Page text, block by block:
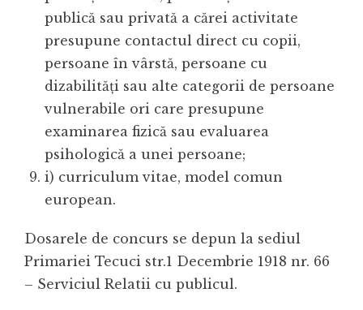
publică sau privată a cărei activitate
presupune contactul direct cu copii,
persoane în vârstă, persoane cu
dizabilități sau alte categorii de persoane
vulnerabile ori care presupune
examinarea fizică sau evaluarea
psihologică a unei persoane;
i) curriculum vitae, model comun
european.
Dosarele de concurs se depun la sediul
Primariei Tecuci str.1 Decembrie 1918 nr. 66
– Serviciul Relatii cu publicul.